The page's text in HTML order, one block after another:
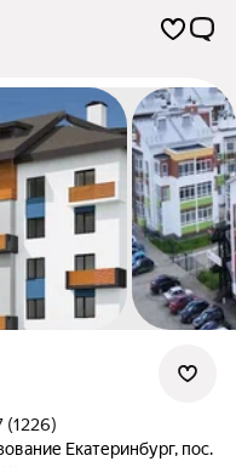
(1226)
Екатеринбург, пос.